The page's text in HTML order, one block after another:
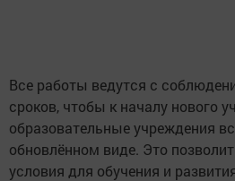
Все работы ведутся с
сроков, чтобы к началу нового
образовательные учреждения
обновлённом виде. Это
условия для обучения и